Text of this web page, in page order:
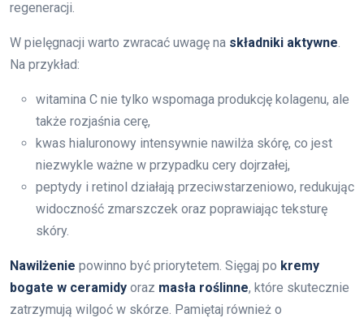
regeneracji.
W pielęgnacji warto zwracać uwagę na składniki aktywne
Na przykład:
witamina C nie tylko wspomaga produkcję kolagenu, ale
także rozjaśnia cerę,
kwas hialuronowy intensywnie nawilża skórę, co jest
niezwykle ważne w przypadku cery dojrzałej,
peptydy i retinol działają przeciwstarzeniowo, redukując
widoczność zmarszczek oraz poprawiając teksturę
skóry.
Nawilżenie powinno być priorytetem. Sięgaj po kremy
bogate w ceramidy oraz masła roślinne, które skutecznie
zatrzymują wilgoć w skórze. Pamiętaj również o